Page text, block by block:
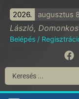
2026. augusztus
László, Domonkos
Belépés /